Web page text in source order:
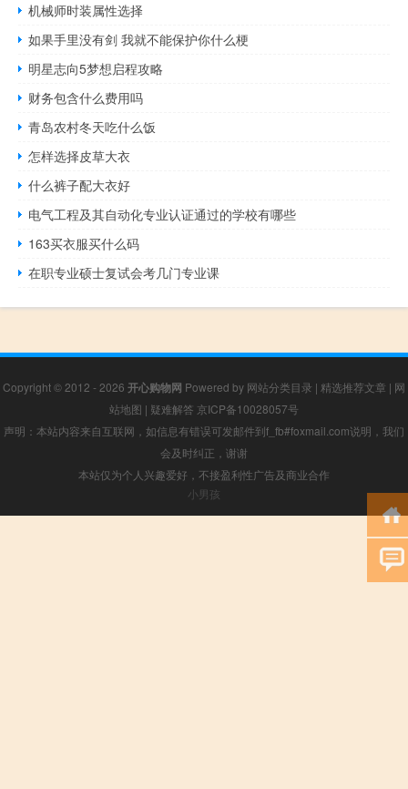
机械师时装属性选择
如果手里没有剑 我就不能保护你什么梗
明星志向5梦想启程攻略
财务包含什么费用吗
青岛农村冬天吃什么饭
怎样选择皮草大衣
什么裤子配大衣好
电气工程及其自动化专业认证通过的学校有哪些
163买衣服买什么码
在职专业硕士复试会考几门专业课
Copyright © 2012 - 2026 开心购物网 Powered by 网站分类目录 | 精选推荐文章 | 网
站地图 | 疑难解答 京ICP备10028057号
声明：本站内容来自互联网，如信息有错误可发邮件到f_fb#foxmail.com说明，我们
会及时纠正，谢谢
本站仅为个人兴趣爱好，不接盈利性广告及商业合作
小男孩